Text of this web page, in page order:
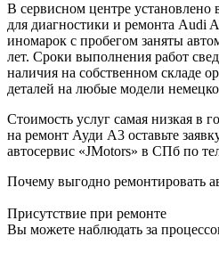
В сервисном центре установлено
для диагностики и ремонта Audi
иномарок с пробегом заняты
лет. Сроки выполнения работ
наличия на собственном складе
деталей на любые модели
Стоимость услуг самая низкая в
на ремонт Ауди A3 оставьте
автосервис «JMotors» в СПб по
Почему выгодно ремонтировать
Присутствие при ремонте
Вы можете наблюдать за